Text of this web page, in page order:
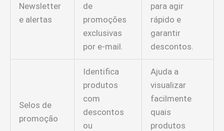
Newsletter
e alertas
de
promoções
exclusivas
por e-mail.
para agir
rápido e
garantir
descontos.
Selos de
promoção
Identifica
produtos
com
descontos
ou
Ajuda a
visualizar
facilmente
quais
produtos